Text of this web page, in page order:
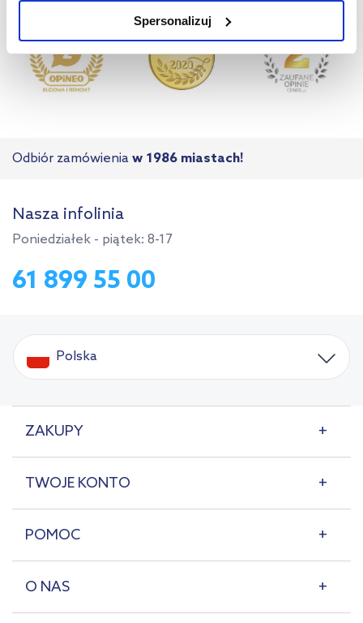
na sposób dostarczania treści niedostosowanych do potrzeb
Aby uzyskać więcej informacji na temat plików plików cookie,
kliknij „Ustawienia plików cookie”.Jeśli chcesz uzyskać więcej
Spersonalizuj
Odbiór zamówienia w 1986 miastach!
Nasza infolinia
Poniedziałek - piątek: 8-17
61 899 55 00
Polska
ZAKUPY
TWOJE KONTO
POMOC
O NAS